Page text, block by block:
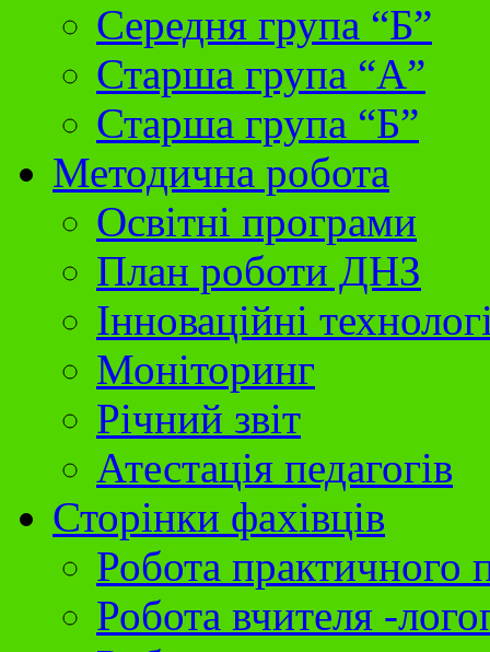
Середня група “Б”
Старша група “А”
Старша група “Б”
Методична робота
Освітні програми
План роботи ДНЗ
Інноваційні
Моніторинг
Річний звіт
Атестація педагогів
Сторінки фахівців
Робота практичного
Робота вчителя -